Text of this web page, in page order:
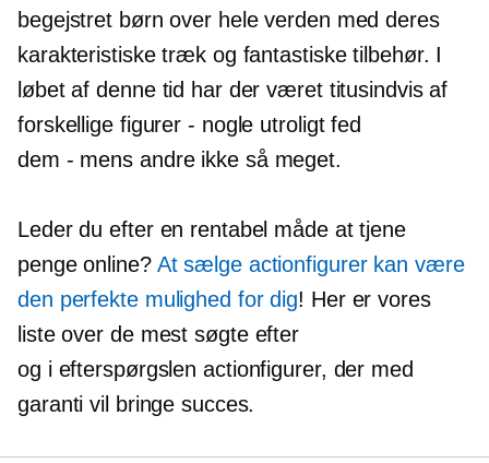
begejstret børn over hele verden med deres
karakteristiske træk og fantastiske tilbehør. I
løbet af denne tid har der været titusindvis af
forskellige figurer - nogle utroligt fed
dem - mens andre ikke så meget.
Leder du efter en rentabel måde at tjene
penge online? At sælge actionfigurer kan være
den perfekte mulighed for dig! Her er vores
liste over de mestsøgte efter
og i efterspørgslen actionfigurer, der med
garanti vil bringe succes.